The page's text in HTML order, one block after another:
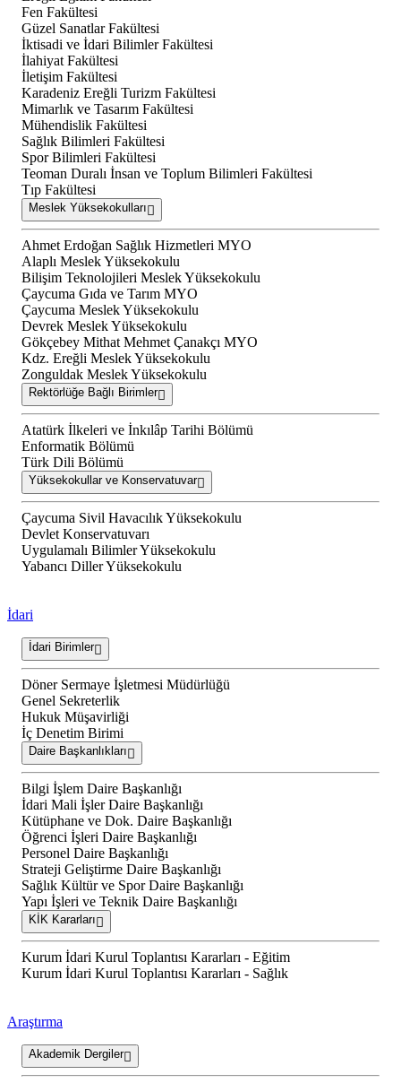
Fen Fakültesi
Güzel Sanatlar Fakültesi
İktisadi ve İdari Bilimler Fakültesi
İlahiyat Fakültesi
İletişim Fakültesi
Karadeniz Ereğli Turizm Fakültesi
Mimarlık ve Tasarım Fakültesi
Mühendislik Fakültesi
Sağlık Bilimleri Fakültesi
Spor Bilimleri Fakültesi
Teoman Duralı İnsan ve Toplum Bilimleri Fakültesi
Tıp Fakültesi
Meslek Yüksekokulları
Ahmet Erdoğan Sağlık Hizmetleri MYO
Alaplı Meslek Yüksekokulu
Bilişim Teknolojileri Meslek Yüksekokulu
Çaycuma Gıda ve Tarım MYO
Çaycuma Meslek Yüksekokulu
Devrek Meslek Yüksekokulu
Gökçebey Mithat Mehmet Çanakçı MYO
Kdz. Ereğli Meslek Yüksekokulu
Zonguldak Meslek Yüksekokulu
Rektörlüğe Bağlı Birimler
Atatürk İlkeleri ve İnkılâp Tarihi Bölümü
Enformatik Bölümü
Türk Dili Bölümü
Yüksekokullar ve Konservatuvar
Çaycuma Sivil Havacılık Yüksekokulu
Devlet Konservatuvarı
Uygulamalı Bilimler Yüksekokulu
Yabancı Diller Yüksekokulu
İdari
İdari Birimler
Döner Sermaye İşletmesi Müdürlüğü
Genel Sekreterlik
Hukuk Müşavirliği
İç Denetim Birimi
Daire Başkanlıkları
Bilgi İşlem Daire Başkanlığı
İdari Mali İşler Daire Başkanlığı
Kütüphane ve Dok. Daire Başkanlığı
Öğrenci İşleri Daire Başkanlığı
Personel Daire Başkanlığı
Strateji Geliştirme Daire Başkanlığı
Sağlık Kültür ve Spor Daire Başkanlığı
Yapı İşleri ve Teknik Daire Başkanlığı
KİK Kararları
Kurum İdari Kurul Toplantısı Kararları - Eğitim
Kurum İdari Kurul Toplantısı Kararları - Sağlık
Araştırma
Akademik Dergiler